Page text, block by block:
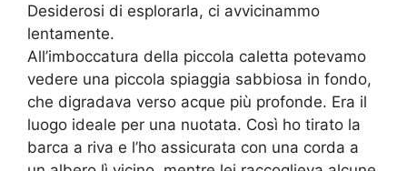
Desiderosi di esplorarla, ci avvicinammo
lentamente.
All’imboccatura della piccola caletta potevamo
vedere una piccola spiaggia sabbiosa in fondo,
che digradava verso acque più profonde. Era il
luogo ideale per una nuotata. Così ho tirato la
barca a riva e l’ho assicurata con una corda a